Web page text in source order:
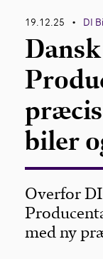
19.12.25 • DI
Dansk
biler
Overfor
med ny